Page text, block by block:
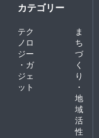
カテゴリー
テク
ノロ
ジー
・ガ
ジェ
ット
ま
ち
づ
く
り
・
地
域
活
性